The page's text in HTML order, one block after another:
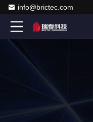
info@brictec.com